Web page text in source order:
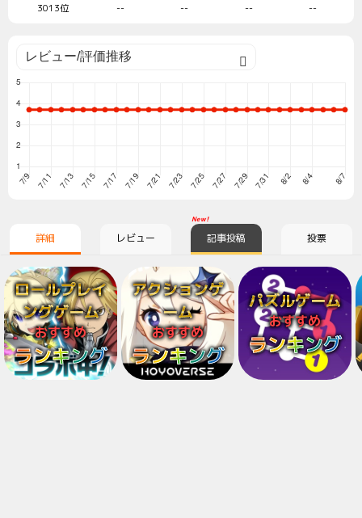
3013位
--
--
--
--
詳細 レビュー
New!
記事投稿 投票
ロールプレイ
ングゲーム
おすすめ
ランキング
アクションゲ
ーム
おすすめ
ランキング
パズルゲーム
おすすめ
ランキング